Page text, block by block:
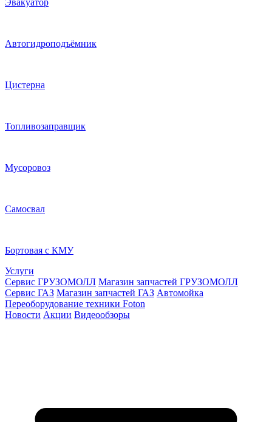
Эвакуатор
Автогидроподъёмник
Цистерна
Топливозаправщик
Мусоровоз
Самосвал
Бортовая с КМУ
Услуги
Сервис ГРУЗОМОЛЛ Магазин запчастей ГРУЗОМОЛЛ
Сервис ГАЗ Магазин запчастей ГАЗ Автомойка
Переоборудование техники Foton
Новости Акции Видеообзоры